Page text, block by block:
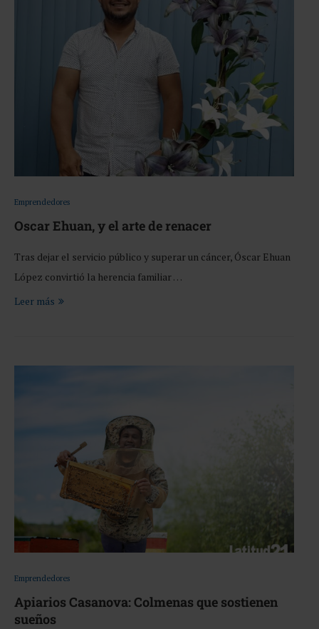
Emprendedores
Oscar Ehuan, y el arte de renacer
Tras dejar el servicio público y superar un cáncer, Óscar Ehuan
López convirtió la herencia familiar …
Leer más
Emprendedores
Apiarios Casanova: Colmenas que sostienen
sueños